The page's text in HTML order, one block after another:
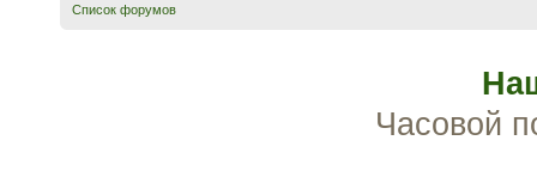
Список форумов
Часовой